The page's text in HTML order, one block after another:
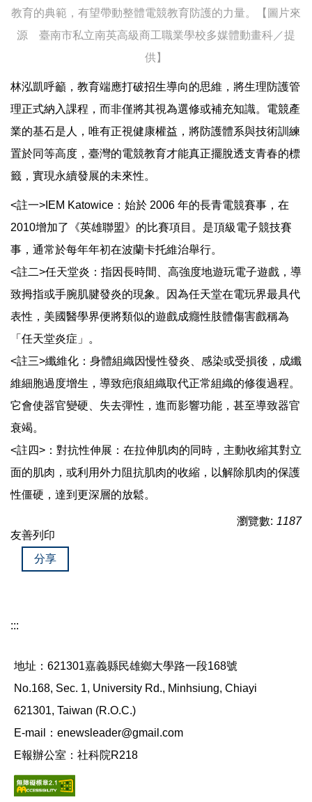
教育的典範，有望帶動整體電競教育防護的力量。【圖片來
源 臺南市私立南英高級商工職業學校多媒體動畫科／提
供】
林泓凱呼籲，教育端應打破招生導向的思維，將生理防護管
理正式納入課程，而非僅將其視為選修或補充知識。電競產
業的基石是人，唯有正視健康權益，將防護體系與技術訓練
置於同等高度，臺灣的電競教育才能真正擺脫透支青春的標
籤，實現永續發展的未來性。
<註一>IEM Katowice：始於 2006 年的長青電競賽事，在
2010增加了《英雄聯盟》的比賽項目。是頂級電子競技賽
事，通常於每年年初在波蘭卡托維治舉行。
<註二>任天堂炎：指因長時間、高強度地遊玩電子遊戲，導
致拇指或手腕肌腱發炎的現象。因為任天堂在電玩界最具代
表性，美國醫學界便將類似的遊戲成癮性肢體傷害戲稱為
「任天堂炎症」。
<註三>纖維化：身體組織因慢性發炎、感染或受損後，成纖
維細胞過度增生，導致疤痕組織取代正常組織的修復過程。
它會使器官變硬、失去彈性，進而影響功能，甚至導致器官
衰竭。
<註四>：對抗性伸展：在拉伸肌肉的同時，主動收縮其對立
面的肌肉，或利用外力阻抗肌肉的收縮，以解除肌肉的保護
性僵硬，達到更深層的放鬆。
瀏覽數: 1187
友善列印
分享
:::
地址：621301嘉義縣民雄鄉大學路一段168號
No.168, Sec. 1, University Rd., Minhsiung, Chiayi
621301, Taiwan (R.O.C.)
E-mail：enewsleader@gmail.com
E報辦公室：社科院R218